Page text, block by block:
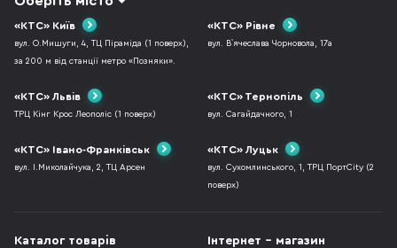
«КТС» Київ
вул. О.Мишуги, 4, ТЦ Піраміда (1 поверх),
за 200 м від станції метро «Позняки».
«КТС» Рівне
вул. В`ячеслава Чорновола, 17а
«КТС» Львів
ТРЦ Кінг Крос Леополіс (1 поверх)
«КТС» Тернопіль
вул. Сагайдачного, 1
«КТС» Івано-Франківськ
вул. І.Миколайчука, 2, ТЦ Арсен
«КТС» Луцьк
вул. Сухомлинського, 1, ТРЦ ПортCity (2
поверх)
Каталог товарів Інтернет - магазин